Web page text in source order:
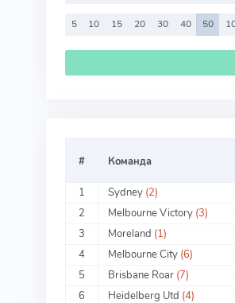
5 10 15 20 30 40 50
# Команда
1 Sydney (2)
2
Melbourne Victory (3)
3
Moreland (1)
4
Melbourne City (6)
5
Brisbane Roar (7)
6
Heidelberg Utd (4)